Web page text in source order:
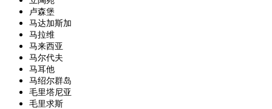
卢森堡
马达加斯加
马拉维
马来西亚
马尔代夫
马耳他
马绍尔群岛
毛里塔尼亚
毛里求斯